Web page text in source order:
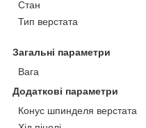
Стан
Тип верстата
Загальні параметри
Вага
Додаткові параметри
Конус шпинделя верстата